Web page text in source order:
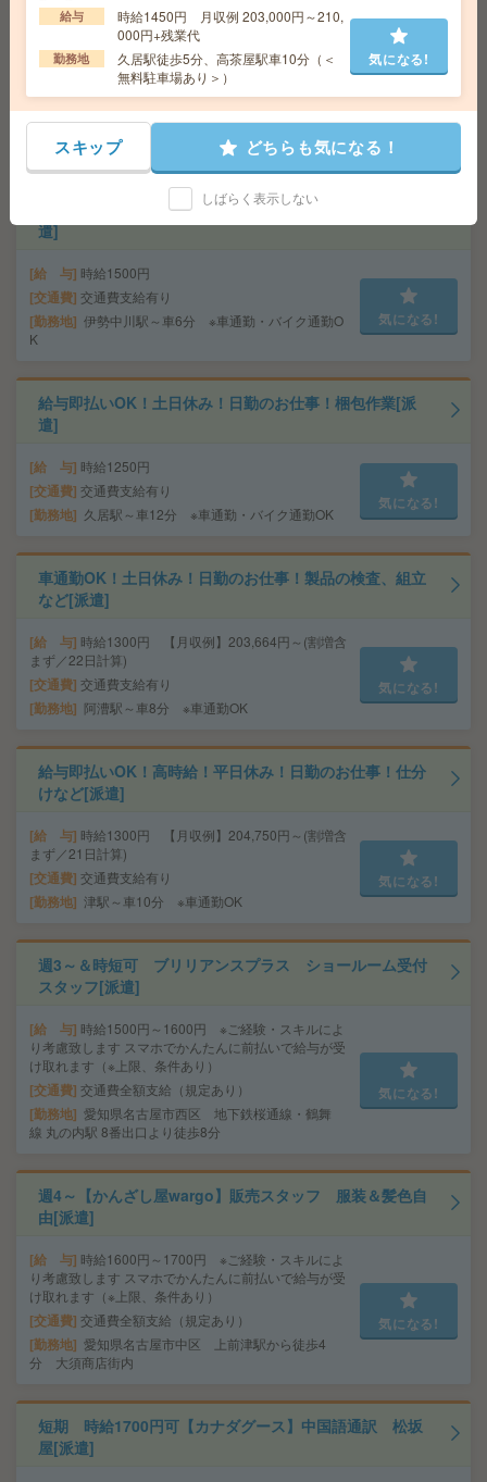
給与即払いOK！平日休み！日勤のお仕事！配膳・盛付・
時給1250円 【月収例】125,000円～(割増含
まず／20日計算)
交通費 交通費支給有り
勤務地 津新町駅～ ※車通勤・バイク通勤OK
気になる!
高時給！車通勤OK！日勤のお仕事！検査、投入、運搬[派
遣]
給 与 時給1500円
交通費 交通費支給有り
勤務地 伊勢中川駅～車6分 ※車通勤・バイク通勤O
K
気になる!
給与即払いOK！土日休み！日勤のお仕事！梱包作業[派
遣]
給 与 時給1250円
交通費 交通費支給有り
勤務地 久居駅～車12分 ※車通勤・バイク通勤OK
気になる!
車通勤OK！土日休み！日勤のお仕事！製品の検査、組立
など[派遣]
給 与 時給1300円 【月収例】203,664円～(割増含
まず／22日計算)
交通費 交通費支給有り
勤務地 阿漕駅～車8分 ※車通勤OK
気になる!
給与即払いOK！高時給！平日休み！日勤のお仕事！仕分
けなど[派遣]
給 与 時給1300円 【月収例】204,750円～(割増含
まず／21日計算)
交通費 交通費支給有り
勤務地 津駅～車10分 ※車通勤OK
気になる!
週3～＆時短可 ブリリアンスプラス ショールーム受付
スタッフ[派遣]
給 与 時給1500円～1600円 ※ご経験・スキルによ
り考慮致します スマホでかんたんに前払いで給与が受
け取れます（※上限、条件あり）
交通費 交通費全額支給（規定あり）
勤務地 愛知県名古屋市西区 地下鉄桜通線・鶴舞
線 丸の内駅 8番出口より徒歩8分
気になる!
週4～【かんざし屋wargo】販売スタッフ 服装＆髪色自
由[派遣]
給 与 時給1600円～1700円 ※ご経験・スキルによ
り考慮致します スマホでかんたんに前払いで給与が受
け取れます（※上限、条件あり）
交通費 交通費全額支給（規定あり）
勤務地 愛知県名古屋市中区 上前津駅から徒歩4
分 大須商店街内
気になる!
短期 時給1700円可【カナダグース】中国語通訳 松坂
屋[派遣]
給与
時給1450円 月収例 203,000円～210,
000円+残業代
勤務地
久居駅徒歩5分、高茶屋駅車10分（＜
無料駐車場あり＞）
気になる!
スキップ どちらも気になる！
しばらく表示しない